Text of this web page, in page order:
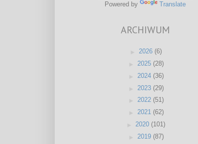
Powered by Translate
ARCHIWUM
2026 (6)
2025 (28)
2024 (36)
2023 (29)
2022 (51)
2021 (62)
2020 (101)
2019 (87)